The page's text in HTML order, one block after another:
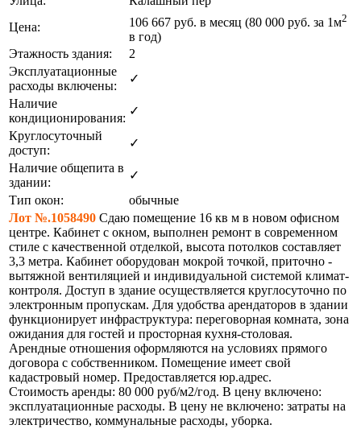
Цена:
106 667 руб. в месяц (80 000 руб. за 1м2
в год)
Этажность здания:
2
Эксплуатационные
расходы включены:
✓
Наличие
кондиционирования:
✓
Круглосуточный
доступ:
✓
Наличие общепита в
здании:
✓
Тип окон:
обычные
Лот №.1058490 Сдаю помещение 16 кв м в новом офисном
центре. Кабинет с окном, выполнен ремонт в современном
стиле с качественной отделкой, высота потолков составляет
3,3 метра. Кабинет оборудован мокрой точкой, приточно -
вытяжной вентиляцией и индивидуальной системой климат-
контроля. Доступ в здание осуществляется круглосуточно по
электронным пропускам. Для удобства арендаторов в здании
функционирует инфраструктура: переговорная комната, зона
ожидания для гостей и просторная кухня-столовая.
Арендные отношения оформляются на условиях прямого
договора с собственником. Помещение имеет свой
кадастровый номер. Предоставляется юр.адрес.
Стоимость аренды: 80 000 руб/м2/год. В цену включено:
эксплуатационные расходы. В цену не включено: затраты на
электричество, коммунальные расходы, уборка.